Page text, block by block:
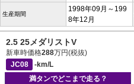
生産期間
1998年09月～199
8年12月
2.5 25メダリストV
新車時価格288万円(税抜)
JC08
-km/L
満タンでどこまで走る？